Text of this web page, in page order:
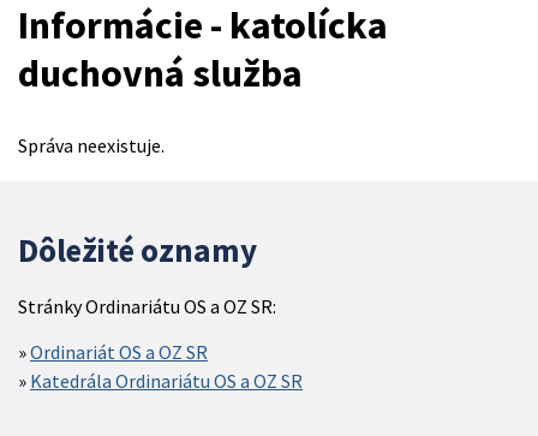
Informácie - katolícka
duchovná služba
Správa neexistuje.
Dôležité oznamy
Stránky Ordinariátu OS a OZ SR:
Ordinariát OS a OZ SR
Katedrála Ordinariátu OS a OZ SR